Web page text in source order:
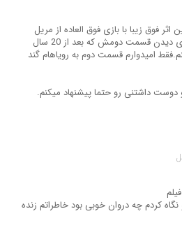
دوباره این اثر فوق زیبا با بازی فوق العاده از مریل
استریپ رو دوباره دیدم تا برای دیدن قسمت دومش که بعد از 20 سال
امیدوارم قسمت دوم به رویاهام گند
داشتنی رو حتما پیشنهاد میکنم.
کردم چه دروان خوبی بود خاطراتم زنده